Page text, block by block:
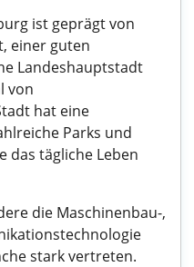
ist geprägt von
einer guten
Landeshauptstadt
von
hat eine
Parks und
das tägliche Leben
die Maschinenbau-,
stark vertreten.